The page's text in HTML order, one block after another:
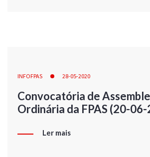
INFOFPAS 28-05-2020
Convocatória de
Ordinária da FPAS (20-
Ler mais